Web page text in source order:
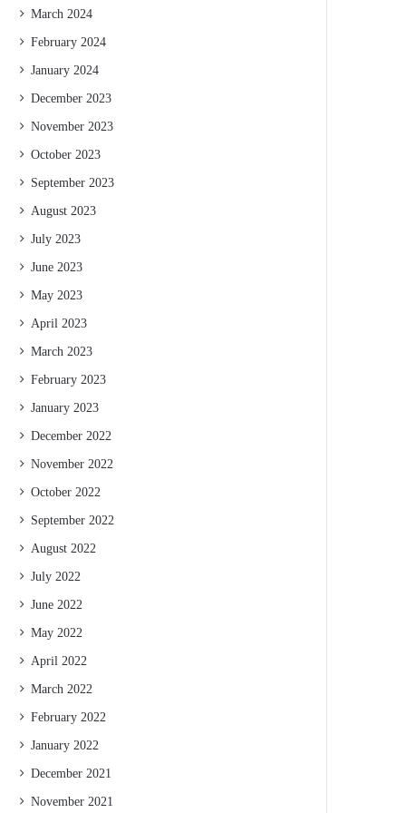
March 2024
February 2024
January 2024
December 2023
November 2023
October 2023
September 2023
August 2023
July 2023
June 2023
May 2023
April 2023
March 2023
February 2023
January 2023
December 2022
November 2022
October 2022
September 2022
August 2022
July 2022
June 2022
May 2022
April 2022
March 2022
February 2022
January 2022
December 2021
November 2021